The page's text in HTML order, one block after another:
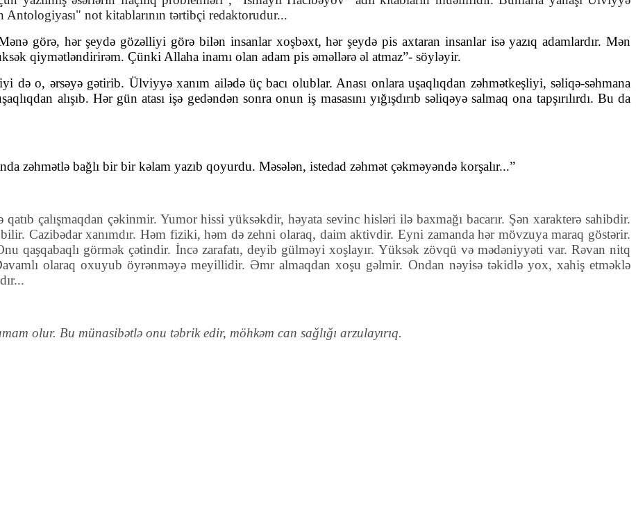
Antologiyası" not kitablarının tərtibçi redaktorudur...
görə, hər şeydə gözəlliyi görə bilən insanlar xoşbəxt, hər şeydə pis axtaran insanlar isə yazıq adamlardır. Mən
qiymətləndirirəm. Çünki Allaha inamı olan adam pis əməllərə əl atmaz”- söyləyir.
də o, ərsəyə gətirib. Ülviyyə xanım ailədə üç bacı olublar. Anası onlara uşaqlıqdan zəhmətkeşliyi, səliqə-səhmana
alışıb. Hər gün atası işə gedəndən sonra onun iş masasını yığışdırıb səliqəyə salmaq ona tapşırılırdı. Bu da
zəhmətlə bağlı bir bir kəlam yazıb qoyurdu. Məsələn, istedad zəhmət çəkməyəndə korşalır...”
çalışmaqdan çəkinmir. Yumor hissi yüksəkdir, həyata sevinc hisləri ilə baxmağı bacarır. Şən xarakterə sahibdir.
Cazibədar xanımdır. Həm fiziki, həm də zehni olaraq, daim aktivdir. Eyni zamanda hər mövzuya maraq göstərir.
qaşqabaqlı görmək çətindir. İncə zarafatı, deyib gülməyi xoşlayır. Yüksək zövqü və mədəniyyəti var. Rəvan nitq
olaraq oxuyub öyrənməyə meyillidir. Əmr almaqdan xoşu gəlmir. Ondan nəyisə təkidlə yox, xahiş etməklə
olur. Bu münasibətlə onu təbrik edir, möhkəm can sağlığı arzulayırıq.